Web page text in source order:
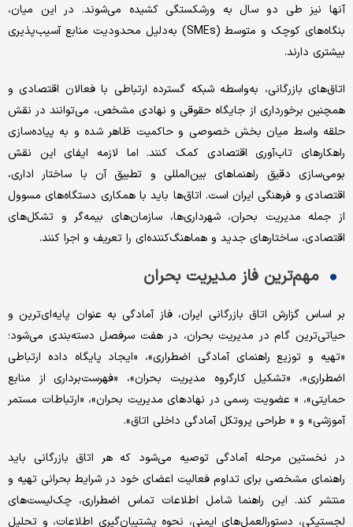
آنها نیز طی دو سال به ورشکستگی کشیده می‌شوند. در این میان،
بنگاه‌های کوچک و متوسط (SMEs) به‌دلیل محدودیت منابع آسیب‌پذیری
بیشتری دارند.
اتاق‌های بازرگانی، به‌واسطه شبکه گسترده ارتباطی با فعالان اقتصادی و
همچنین برخورداری از جایگاه حقوقی و نهادی مشخص، می‌توانند در نقش
حلقه واسط میان بخش خصوصی و حاکمیت ظاهر شده و به پیاده‌سازی
راهکارهای تاب‌آوری اقتصادی کمک کنند. اما لازمه ایفای این نقش
بومی‌سازی دقیق راهنماهای بین‌المللی و تطبیق آن با ساختار اداری،
اقتصادی و فرهنگی ایران است. اتاق‌ها باید با همکاری دستگاه‌های مسوول
از جمله مدیریت بحران، شهرداری‌ها، سازمان‌های بیمه‌گر و تشکل‌های
اقتصادی، ساختارهای جدید و هماهنگ‌کننده‌ای را تعریف و اجرا کنند.
مهم‌ترین فاز مدیریت بحران
بر اساس گزارش اتاق بازرگانی ایران، فاز آمادگی به عنوان پایه‌ای‌ترین و
حیاتی‌ترین گام در مدیریت بحران، در هفت سرفصل دسته‌بندی می‌شود؛
«تهیه و توزیع راهنمای آمادگی اضطراری»، «ایجاد پایگاه داده ارتباطی
اضطراری»، «تشکیل کارگروه مدیریت بحران»، «فهرست‌برداری از منابع
حمایتی»، « عضویت رسمی در نهادهای مدیریت بحران»، «ارتباطات مستمر
آموزشی» و « طراحی پروتکل آمادگی داخلی اتاق».
در نخستین مرحله آمادگی توصیه می‌شود که هر اتاق بازرگانی باید
راهنمای مشخصی برای تداوم فعالیت اعضای خود در شرایط بحرانی تهیه و
منتشر کند. این راهنما شامل اطلاعات تماس اضطراری، چک‌لیست‌های
لجستیکی، دستورالعمل‌های ایمنی، نحوه پشتیبان‌گیری اطلاعات، و تحلیل